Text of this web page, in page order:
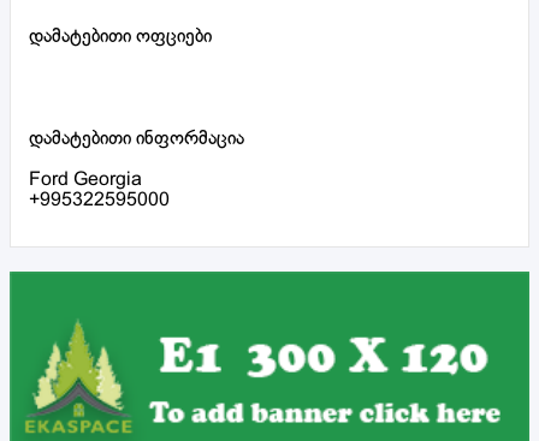
დამატებითი ოფციები
დამატებითი ინფორმაცია
Ford Georgia
+995322595000